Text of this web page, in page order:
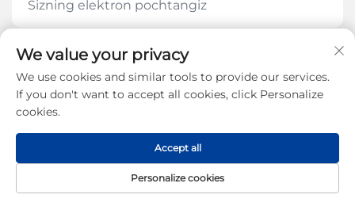
HOZIR OBUNA BOʻLING
Jinan Arrow Mexanika Kompaniyasi, MChJ. huquqi
2026-yil - Maxfiylik siyosati
We value your privacy
We use cookies and similar tools to provide our services.
If you don't want to accept all cookies, click Personalize
cookies.
Personalize cookies
Accept all